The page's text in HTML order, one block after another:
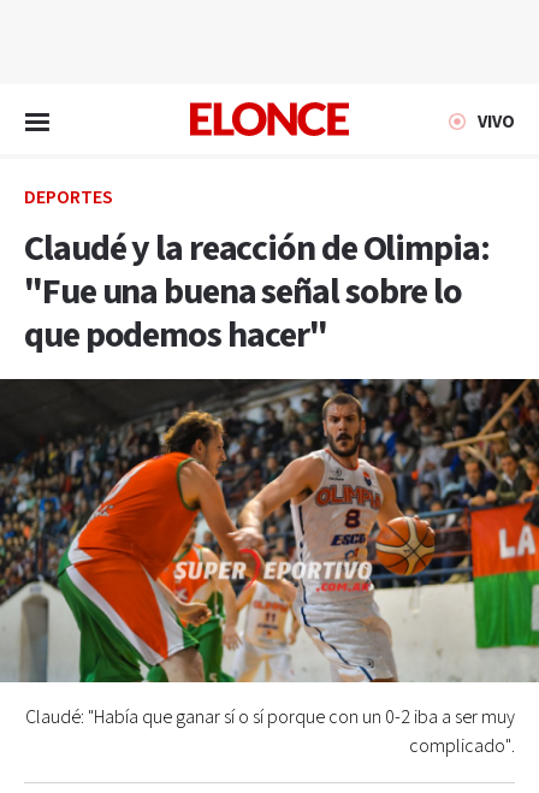
VIVO
DEPORTES
Claudé y la reacción de Olimpia:
"Fue una buena señal sobre lo
que podemos hacer"
Claudé: "Había que ganar sí o sí porque con un 0-2 iba a ser muy
complicado".